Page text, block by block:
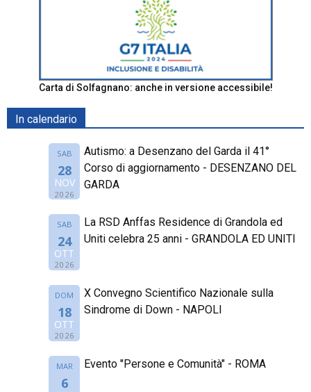
Carta di Solfagnano: anche in versione accessibile!
In calendario
SAB
28
NOV
2026
Autismo: a Desenzano del Garda il 41°
Corso di aggiornamento - DESENZANO DEL
GARDA
SAB
24
OTT
2026
La RSD Anffas Residence di Grandola ed
Uniti celebra 25 anni - GRANDOLA ED UNITI
DOM
18
OTT
2026
X Convegno Scientifico Nazionale sulla
Sindrome di Down - NAPOLI
MAR
6
Evento "Persone e Comunità" - ROMA